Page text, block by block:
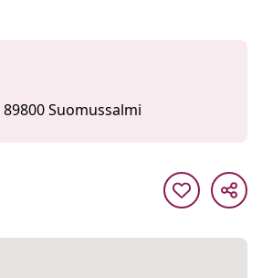
Suomussalmi